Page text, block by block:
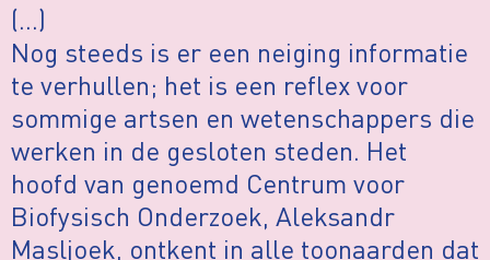
(…)
Nog steeds is er een neiging informatie
te verhullen; het is een reflex voor
sommige artsen en wetenschappers die
werken in de gesloten steden. Het
hoofd van genoemd Centrum voor
Biofysisch Onderzoek, Aleksandr
Masljoek, ontkent in alle toonaarden dat